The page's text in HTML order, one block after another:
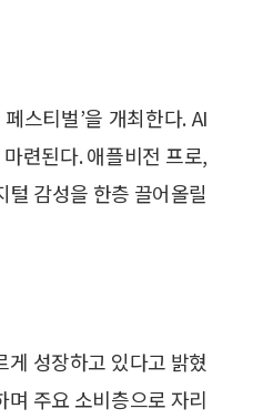
스티벌’을 개최한다. AI
련된다. 애플비전 프로,
감성을 한층 끌어올릴
성장하고 있다고 밝혔
며 주요 소비층으로 자리